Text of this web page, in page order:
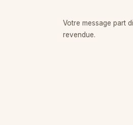
Votre message part
revendue.